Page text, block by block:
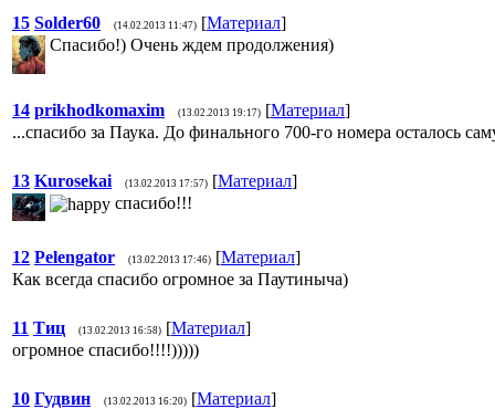
15 Solder60 (14.02.2013 11:47) [Материал]
Спасибо!) Очень ждем продолжения)
14 prikhodkomaxim (13.02.2013 19:17) [Материал]
...спасибо за Паука. До финального 700-го номера осталось
13 Kurosekai (13.02.2013 17:57) [Материал]
спасибо!!!
12 Pelengator (13.02.2013 17:46) [Материал]
Как всегда спасибо огромное за Паутиныча)
11 Тиц (13.02.2013 16:58) [Материал]
огромное спасибо!!!!)))))
10 Гудвин (13.02.2013 16:20) [Материал]